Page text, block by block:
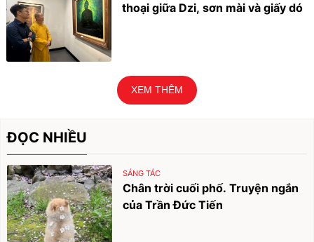
thoại giữa Dzi, sơn mài và giấy dó
XEM THÊM
ĐỌC NHIỀU
SÁNG TÁC
Chân trời cuối phố. Truyện ngắn
của Trần Đức Tiến